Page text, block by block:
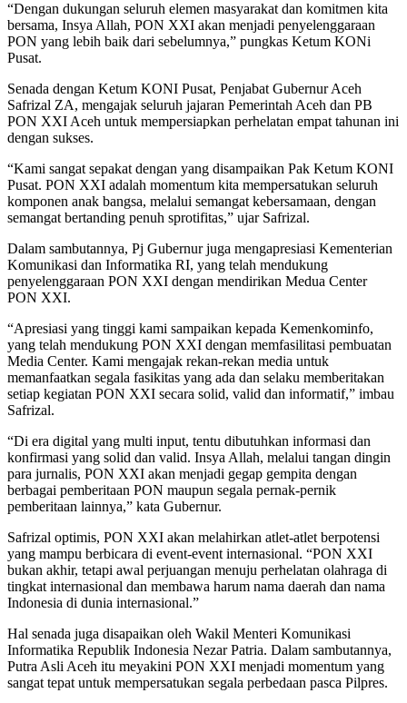
“Dengan dukungan seluruh elemen masyarakat dan komitmen kita
bersama, Insya Allah, PON XXI akan menjadi penyelenggaraan
PON yang lebih baik dari sebelumnya,” pungkas Ketum KONi
Pusat.
Senada dengan Ketum KONI Pusat, Penjabat Gubernur Aceh
Safrizal ZA, mengajak seluruh jajaran Pemerintah Aceh dan PB
PON XXI Aceh untuk mempersiapkan perhelatan empat tahunan ini
dengan sukses.
“Kami sangat sepakat dengan yang disampaikan Pak Ketum KONI
Pusat. PON XXI adalah momentum kita mempersatukan seluruh
komponen anak bangsa, melalui semangat kebersamaan, dengan
semangat bertanding penuh sprotifitas,” ujar Safrizal.
Dalam sambutannya, Pj Gubernur juga mengapresiasi Kementerian
Komunikasi dan Informatika RI, yang telah mendukung
penyelenggaraan PON XXI dengan mendirikan Medua Center
PON XXI.
“Apresiasi yang tinggi kami sampaikan kepada Kemenkominfo,
yang telah mendukung PON XXI dengan memfasilitasi pembuatan
Media Center. Kami mengajak rekan-rekan media untuk
memanfaatkan segala fasikitas yang ada dan selaku memberitakan
setiap kegiatan PON XXI secara solid, valid dan informatif,” imbau
Safrizal.
“Di era digital yang multi input, tentu dibutuhkan informasi dan
konfirmasi yang solid dan valid. Insya Allah, melalui tangan dingin
para jurnalis, PON XXI akan menjadi gegap gempita dengan
berbagai pemberitaan PON maupun segala pernak-pernik
pemberitaan lainnya,” kata Gubernur.
Safrizal optimis, PON XXI akan melahirkan atlet-atlet berpotensi
yang mampu berbicara di event-event internasional. “PON XXI
bukan akhir, tetapi awal perjuangan menuju perhelatan olahraga di
tingkat internasional dan membawa harum nama daerah dan nama
Indonesia di dunia internasional.”
Hal senada juga disapaikan oleh Wakil Menteri Komunikasi
Informatika Republik Indonesia Nezar Patria. Dalam sambutannya,
Putra Asli Aceh itu meyakini PON XXI menjadi momentum yang
sangat tepat untuk mempersatukan segala perbedaan pasca Pilpres.